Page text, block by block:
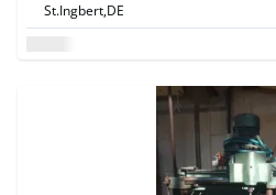
St.Ingbert,DE